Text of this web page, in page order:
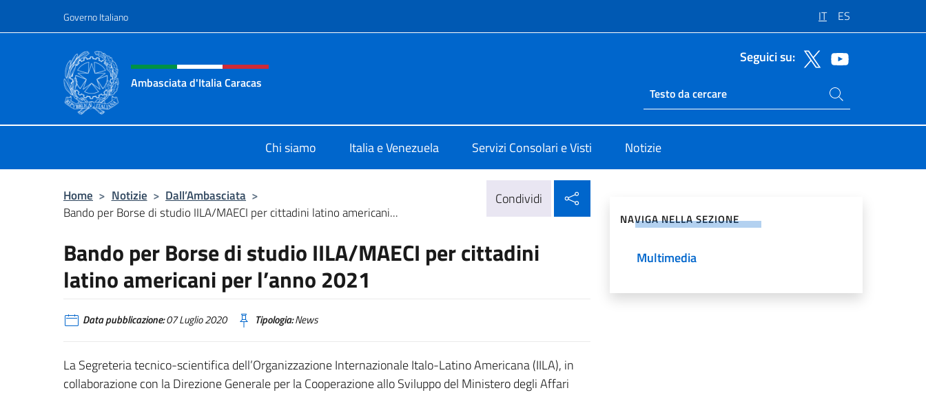
Governo Italiano IT ES
Intestazione sito, social e menù
Ambasciata d'Italia Caracas
Seguici su:
Ricerca sito live
Cerca nel sito
Chi siamo Italia e Venezuela Servizi Consolari e Visti Notizie
Home > Notizie > Dall’Ambasciata >
Bando per Borse di studio IILA/MAECI per cittadini latino americani...
Condividi
Bando per Borse di studio IILA/MAECI per cittadini
latino americani per l’anno 2021
Data pubblicazione:07 Luglio 2020 Tipologia:News
La Segreteria tecnico-scientifica dell’Organizzazione Internazionale Italo-Latino Americana (IILA), in
collaborazione con la Direzione Generale per la Cooperazione allo Sviluppo del Ministero degli Affari
NAVIGA NELLA SEZIONE
Multimedia